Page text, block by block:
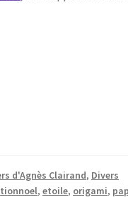
d'Agnès Clairand, Divers
,etoile, origami,